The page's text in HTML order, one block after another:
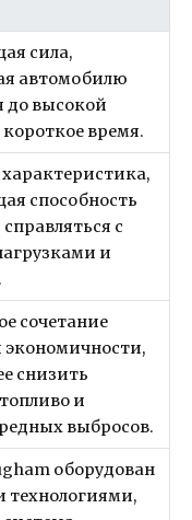
сила,
автомобилю
до высокой
короткое время.
способность
с
и
сочетание
снизить
и
выбросов.
оборудован
технологиями,